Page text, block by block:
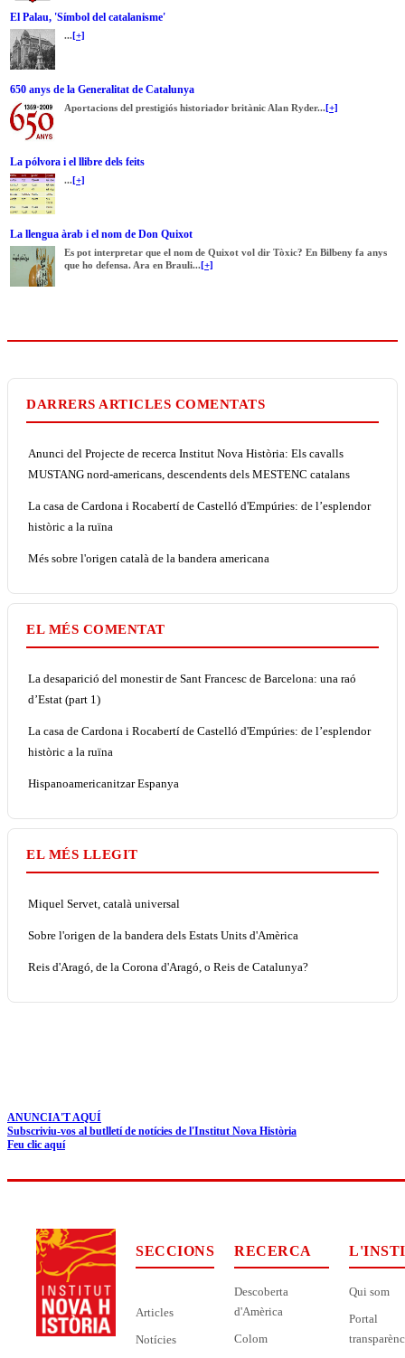
El Palau, 'Símbol del catalanisme'
... [+]
650 anys de la Generalitat de Catalunya
Aportacions del prestigiós historiador britànic Alan Ryder... [+]
La pólvora i el llibre dels feits
... [+]
La llengua àrab i el nom de Don Quixot
Es pot interpretar que el nom de Quixot vol dir Tòxic? En Bilbeny fa anys
que ho defensa. Ara en Brauli... [+]
DARRERS ARTICLES COMENTATS
Anunci del Projecte de recerca Institut Nova Història: Els cavalls
MUSTANG nord-americans, descendents dels MESTENC catalans
La casa de Cardona i Rocabertí de Castelló d'Empúries: de l’esplendor
històric a la ruïna
Més sobre l'origen català de la bandera americana
EL MÉS COMENTAT
La desaparició del monestir de Sant Francesc de Barcelona: una raó
d’Estat (part 1)
La casa de Cardona i Rocabertí de Castelló d'Empúries: de l’esplendor
històric a la ruïna
Hispanoamericanitzar Espanya
EL MÉS LLEGIT
Miquel Servet, català universal
Sobre l'origen de la bandera dels Estats Units d'Amèrica
Reis d'Aragó, de la Corona d'Aragó, o Reis de Catalunya?
ANUNCIA'T AQUÍ
Subscriviu-vos al butlletí de notícies de l'Institut Nova Història
Feu clic aquí
SECCIONS
Articles
Notícies
RECERCA
Descoberta
d'Amèrica
Colom
Qui som
Portal